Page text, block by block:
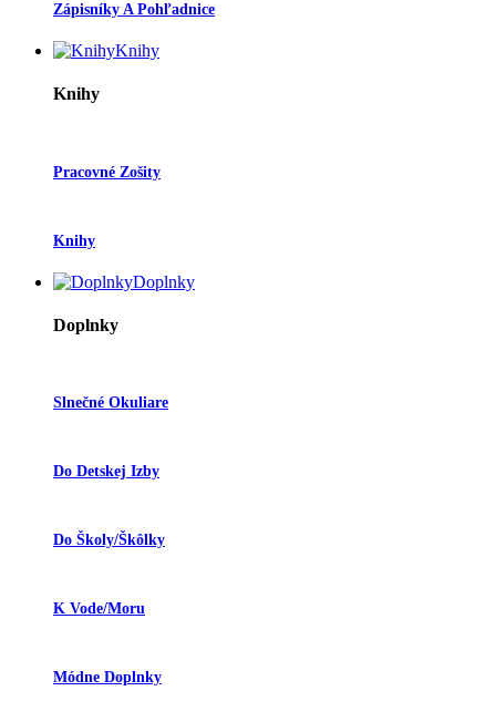
Zápisníky A Pohľadnice
Knihy
Knihy
Pracovné Zošity
Knihy
Doplnky
Doplnky
Slnečné Okuliare
Do Detskej Izby
Do Školy/škôlky
K Vode/moru
Módne Doplnky